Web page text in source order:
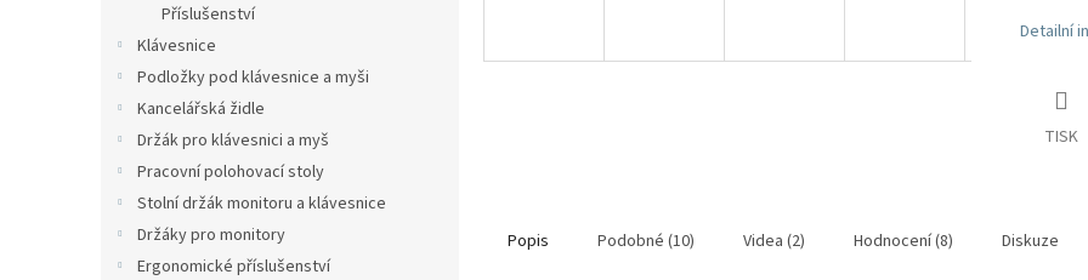
Příslušenství
Klávesnice
Podložky pod klávesnice a myši
Kancelářská židle
Držák pro klávesnici a myš
Pracovní polohovací stoly
Stolní držák monitoru a klávesnice
Držáky pro monitory
Ergonomické příslušenství
Detailní
TISK
Popis Podobné (10) Videa (2) Hodnocení (8) Diskuze